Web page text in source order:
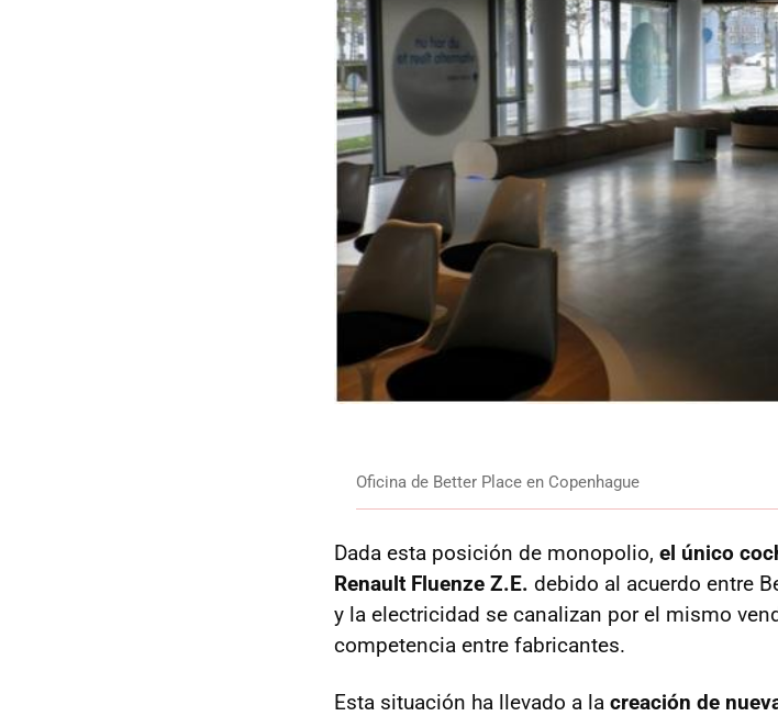
Oficina de Better Place en Copenhague
Dada esta posición de monopolio, el único
Renault Fluenze Z.E. debido al acuerdo entre
y la electricidad se canalizan por el mismo
competencia entre fabricantes.
Esta situación ha llevado a la creación de